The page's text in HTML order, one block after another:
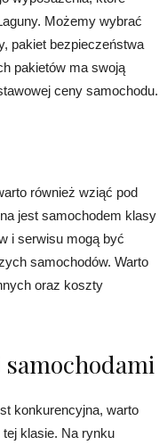
Możemy wybrać
pakiet bezpieczeństwa
pakietów ma swoją
ceny samochodu.
również wziąć pod
jest samochodem klasy
i serwisu mogą być
samochodów. Warto
oraz koszty
konkurencyjna, warto
klasie. Na rynku